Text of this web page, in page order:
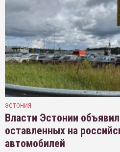
ЭСТОНИЯ
Власти Эстонии
оставленных на
автомобилей